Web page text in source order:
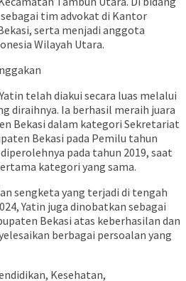
tim advokat di Kantor
serta menjadi anggota
Wilayah Utara.
telah diakui secara luas melalui
diraihnya. Ia berhasil meraih juara
Bekasi dalam kategori Sekretariat
Bekasi pada Pemilu tahun
pada tahun 2019, saat
kategori yang sama.
sengketa yang terjadi di tengah
Yatin juga dinobatkan sebagai
Bekasi atas keberhasilan dan
berbagai persoalan yang
Kesehatan,